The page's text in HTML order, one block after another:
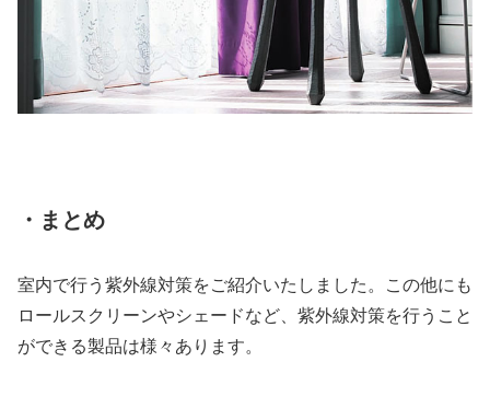
・まとめ
室内で行う紫外線対策をご紹介いたしました。この他にも
ロールスクリーンやシェードなど、紫外線対策を行うこと
ができる製品は様々あります。